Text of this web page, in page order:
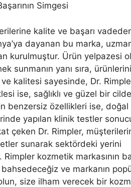
Simgesi
kalite ve başarı
dayanan bu marka,
kurulmuştur. Ürün yelpazesi
sunmanın yanı sıra,
ve kalitesi sayesinde, Dr.
ise, sağlıklı ve güzel bir
benzersiz özellikleri ise,
yapılan klinik testler
çeken Dr. Rimpler,
sunarak sektördeki yerini
kozmetik markasının
ve markanın
size ilham verecek bir